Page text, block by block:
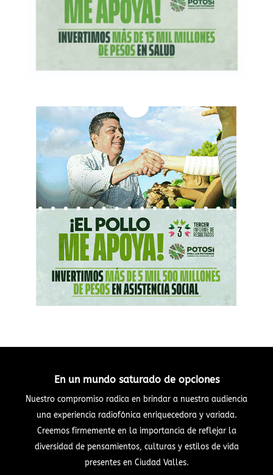
En un mundo saturado de opciones
Nuestro compromiso radica en brindar a nuestra audiencia
una experiencia radiofónica enriquecedora y variada.
Creemos firmemente en la importancia de reflejar la
diversidad de pensamientos, culturas y estilos de vida
presentes en Ciudad Valles.